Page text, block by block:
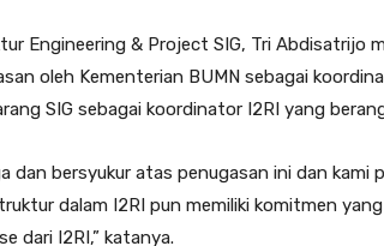
Engineering & Project SIG, Tri Abdisatrijo
oleh Kementerian BUMN sebagai
SIG sebagai koordinator I2RI yang
dan bersyukur atas penugasan ini dan kami
dalam I2RI pun memiliki komitmen
dari I2RI,” katanya.